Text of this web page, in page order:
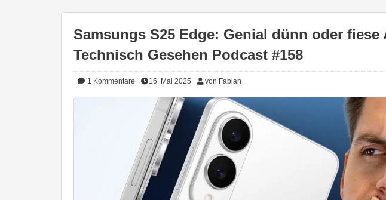
Samsungs S25 Edge: Genial dünn oder fiese
Technisch Gesehen Podcast #158
1 Kommentare 16. Mai 2025 von Fabian